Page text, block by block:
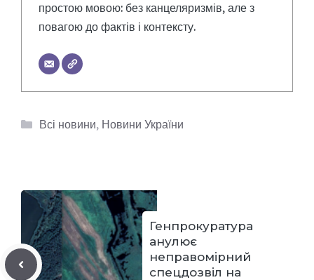
простою мовою: без канцеляризмів, але з
повагою до фактів і контексту.
Категорії
Всі новини, Новини України
Генпрокуратура
анулює
неправомірний
спецдозвіл на